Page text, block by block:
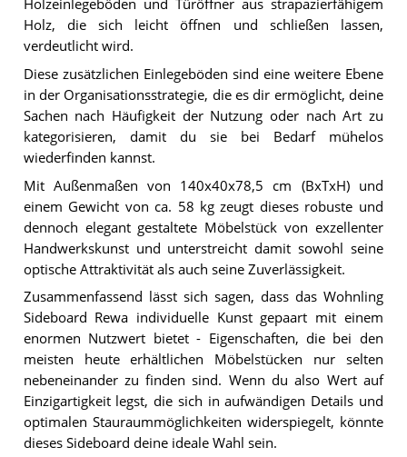
Holzeinlegeböden und Türöffner aus strapazierfähigem
Holz, die sich leicht öffnen und schließen lassen,
verdeutlicht wird.
Diese zusätzlichen Einlegeböden sind eine weitere Ebene
in der Organisationsstrategie, die es dir ermöglicht, deine
Sachen nach Häufigkeit der Nutzung oder nach Art zu
kategorisieren, damit du sie bei Bedarf mühelos
wiederfinden kannst.
Mit Außenmaßen von 140x40x78,5 cm (BxTxH) und
einem Gewicht von ca. 58 kg zeugt dieses robuste und
dennoch elegant gestaltete Möbelstück von exzellenter
Handwerkskunst und unterstreicht damit sowohl seine
optische Attraktivität als auch seine Zuverlässigkeit.
Zusammenfassend lässt sich sagen, dass das Wohnling
Sideboard Rewa individuelle Kunst gepaart mit einem
enormen Nutzwert bietet - Eigenschaften, die bei den
meisten heute erhältlichen Möbelstücken nur selten
nebeneinander zu finden sind. Wenn du also Wert auf
Einzigartigkeit legst, die sich in aufwändigen Details und
optimalen Stauraummöglichkeiten widerspiegelt, könnte
dieses Sideboard deine ideale Wahl sein.